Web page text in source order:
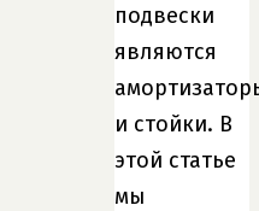
подвески
являются
и стойки. В
этой статье
мы